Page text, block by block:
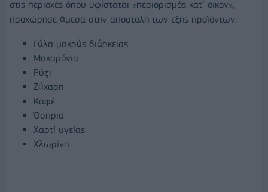
στις περιοχές όπου υφίσταται «περιορισμός κατ’ οίκον»,
προχώρησε άμεσα στην αποστολή των εξής προϊόντων:
Γάλα μακράς διάρκειας
Μακαρόνια
Ρύζι
Ζάχαρη
Καφέ
Όσπρια
Χαρτί υγείας
Χλωρίνη